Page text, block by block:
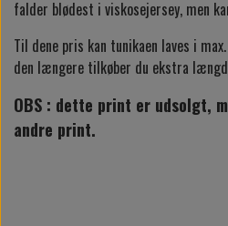
falder blødest i viskosejersey, men
Til dene pris kan tunikaen laves i
den længere tilkøber du ekstra
OBS : dette print er udsolgt,
andre print.